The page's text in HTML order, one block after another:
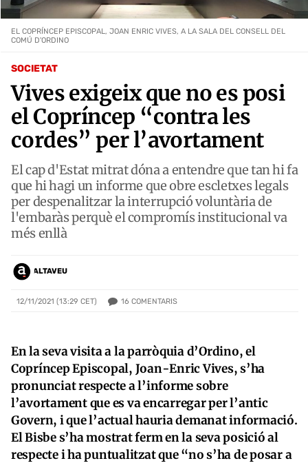
SOCIETAT
​Vives exigeix que no es posi
el Copríncep “contra les
cordes” per l’avortament
El cap d'Estat mitrat dóna a entendre que tan hi fa
que hi hagi un informe que obre escletxes legals
per despenalitzar la interrupció voluntària de
l'embaràs perquè el compromís institucional va
més enllà
ALTAVEU
12/11/2021 (13:29 CET) 16 COMENTARIS
EL COPRÍNCEP EPISCOPAL, JOAN ENRIC VIVES, A LA SALA DEL CONSELL DEL
COMÚ D'ORDINO
En la seva visita a la parròquia d’Ordino, el
Copríncep Episcopal, Joan-Enric Vives, s’ha
pronunciat respecte a l’informe sobre
l’avortament que es va encarregar per l’antic
Govern, i que l’actual hauria demanat informació.
El Bisbe s’ha mostrat ferm en la seva posició al
respecte i ha puntualitzat que “no s’ha de posar a